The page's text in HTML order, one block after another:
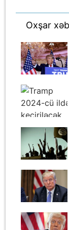
Oxşar